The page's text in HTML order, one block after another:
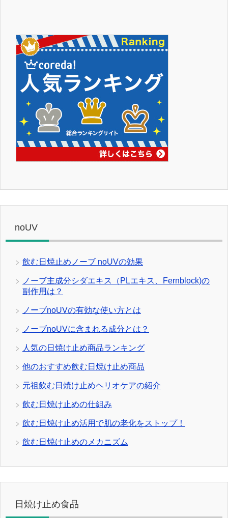
noUV
飲む日焼止めノーブ noUVの効果
ノーブ主成分シダエキス（PLエキス、Fernblock)の
副作用は？
ノーブnoUVの有効な使い方とは
ノーブnoUVに含まれる成分とは？
人気の日焼け止め商品ランキング
他のおすすめ飲む日焼け止め商品
元祖飲む日焼け止めヘリオケアの紹介
飲む日焼け止めの仕組み
飲む日焼け止め活用で肌の老化をストップ！
飲む日焼け止めのメカニズム
日焼け止め食品